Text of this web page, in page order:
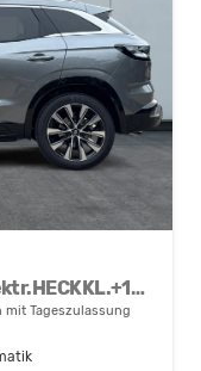
Techno NAVI+LED+KAMERA+elektr.HECKKL.+19"LM
mit Tageszulassung